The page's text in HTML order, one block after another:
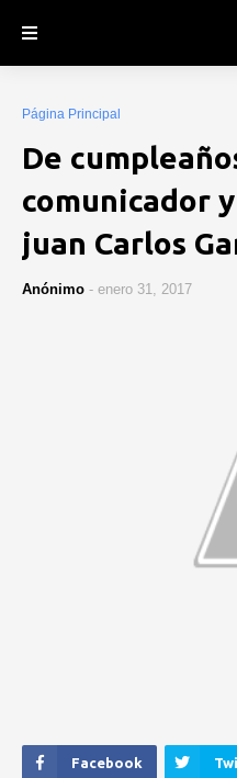
Página Principal
De
comunicador
juan Carlos
Anónimo - enero 31, 2017
Facebook